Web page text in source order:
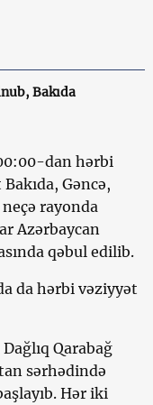
Bakıda
dan hərbi
Gəncə,
rayonda
Azərbaycan
qəbul edilib.
da hərbi vəziyyət
Qarabağ
sərhədində
Hər iki